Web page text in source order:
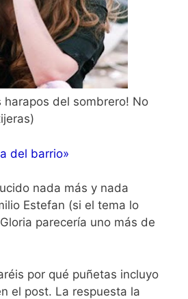
harapos del sombrero! No
del barrio»
nada más y nada
Estefan (si el tema lo
parecería uno más de
por qué puñetas incluyo
el post. La respuesta la